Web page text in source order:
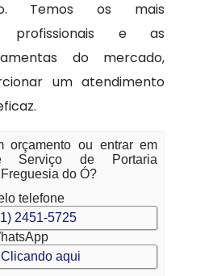
Temos os mais
profissionais e as
do mercado,
um atendimento
orçamento ou entrar em
Serviço de Portaria
do Ó?
telefone
2451-5725
aqui